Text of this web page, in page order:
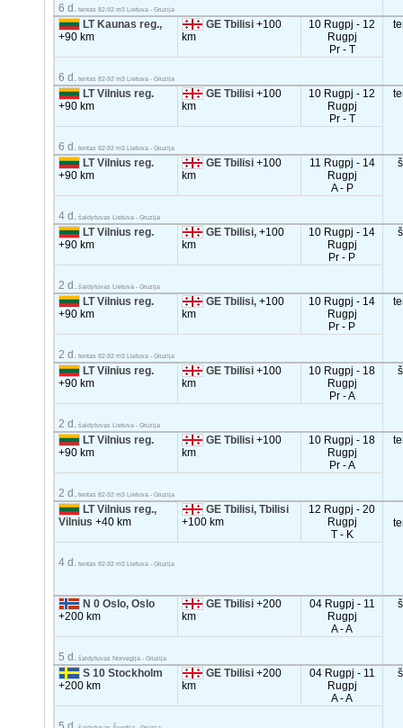
6 d. tentas 82-92 m3 Lietuva - Gruzija
LT Kaunas reg.,
+90 km
GE Tbilisi+100
km
10 Rugpj - 12
Rugpj
Pr - T
6 d. tentas 82-92 m3 Lietuva - Gruzija
LT Vilnius reg.
+90 km
GE Tbilisi+100
km
10 Rugpj - 12
Rugpj
Pr - T
6 d. tentas 82-92 m3 Lietuva - Gruzija
LT Vilnius reg.
+90 km
GE Tbilisi+100
km
11 Rugpj - 14
Rugpj
A - P
4 d. šaldytuvas Lietuva - Gruzija
LT Vilnius reg.
+90 km
GE Tbilisi,+100
km
10 Rugpj - 14
Rugpj
Pr - P
2 d. šaldytuvas Lietuva - Gruzija
LT Vilnius reg.
+90 km
GE Tbilisi,+100
km
10 Rugpj - 14
Rugpj
Pr - P
2 d. tentas 82-92 m3 Lietuva - Gruzija
LT Vilnius reg.
+90 km
GE Tbilisi+100
km
10 Rugpj - 18
Rugpj
Pr - A
2 d. šaldytuvas Lietuva - Gruzija
LT Vilnius reg.
+90 km
GE Tbilisi+100
km
10 Rugpj - 18
Rugpj
Pr - A
2 d. tentas 82-92 m3 Lietuva - Gruzija
LT Vilnius reg.,
Vilnius+40 km
GE Tbilisi, Tbilisi
+100 km
12 Rugpj - 20
Rugpj
T - K
4 d. tentas 82-92 m3 Lietuva - Gruzija
N 0 Oslo, Oslo
+200 km
GE Tbilisi+200
km
04 Rugpj - 11
Rugpj
A - A
5 d. šaldytuvas Norvegija - Gruzija
S 10 Stockholm
+200 km
GE Tbilisi+200
km
04 Rugpj - 11
Rugpj
A - A